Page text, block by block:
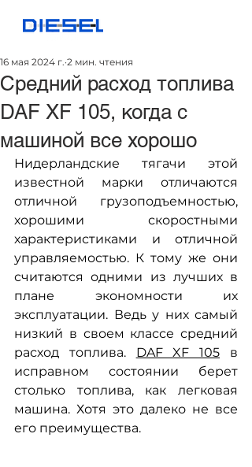
Средний расход топлива
DAF XF 105, когда с
машиной все хорошо
16 мая 2024 г. 2 мин. чтения
Нидерландские тягачи этой
известной марки отличаются
отличной грузоподъемностью,
хорошими скоростными
характеристиками и отличной
управляемостью. К тому же они
считаются одними из лучших в
плане экономности их
эксплуатации. Ведь у них самый
низкий в своем классе средний
расход топлива. DAF XF 105 в
исправном состоянии берет
столько топлива, как легковая
машина. Хотя это далеко не все
его преимущества.